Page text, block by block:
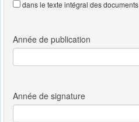
dans le texte intégral des documents